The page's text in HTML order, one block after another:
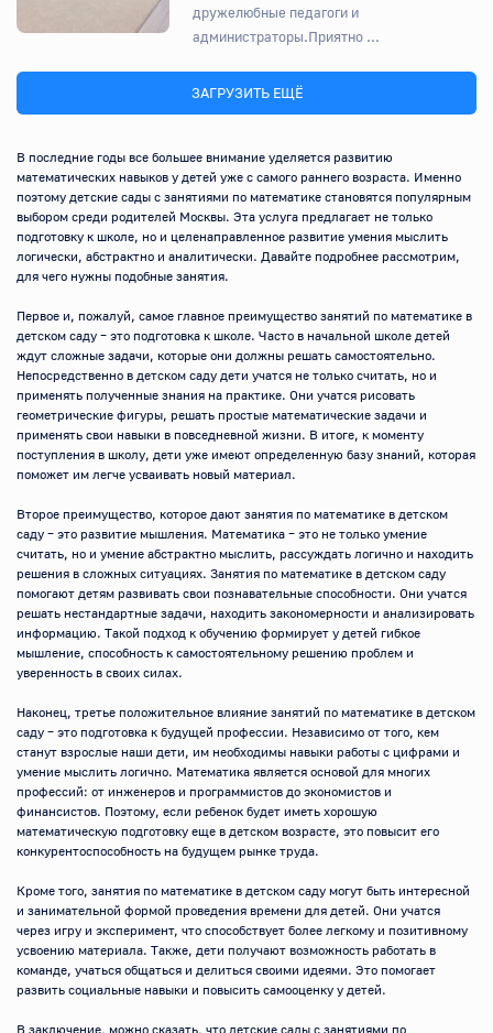
дружелюбные педагоги и
администраторы.Приятно ...
ЗАГРУЗИТЬ ЕЩЁ
В последние годы все большее внимание уделяется развитию
математических навыков у детей уже с самого раннего возраста. Именно
поэтому детские сады с занятиями по математике становятся популярным
выбором среди родителей Москвы. Эта услуга предлагает не только
подготовку к школе, но и целенаправленное развитие умения мыслить
логически, абстрактно и аналитически. Давайте подробнее рассмотрим,
для чего нужны подобные занятия.
Первое и, пожалуй, самое главное преимущество занятий по математике в
детском саду – это подготовка к школе. Часто в начальной школе детей
ждут сложные задачи, которые они должны решать самостоятельно.
Непосредственно в детском саду дети учатся не только считать, но и
применять полученные знания на практике. Они учатся рисовать
геометрические фигуры, решать простые математические задачи и
применять свои навыки в повседневной жизни. В итоге, к моменту
поступления в школу, дети уже имеют определенную базу знаний, которая
поможет им легче усваивать новый материал.
Второе преимущество, которое дают занятия по математике в детском
саду – это развитие мышления. Математика – это не только умение
считать, но и умение абстрактно мыслить, рассуждать логично и находить
решения в сложных ситуациях. Занятия по математике в детском саду
помогают детям развивать свои познавательные способности. Они учатся
решать нестандартные задачи, находить закономерности и анализировать
информацию. Такой подход к обучению формирует у детей гибкое
мышление, способность к самостоятельному решению проблем и
уверенность в своих силах.
Наконец, третье положительное влияние занятий по математике в детском
саду – это подготовка к будущей профессии. Независимо от того, кем
станут взрослые наши дети, им необходимы навыки работы с цифрами и
умение мыслить логично. Математика является основой для многих
профессий: от инженеров и программистов до экономистов и
финансистов. Поэтому, если ребенок будет иметь хорошую
математическую подготовку еще в детском возрасте, это повысит его
конкурентоспособность на будущем рынке труда.
Кроме того, занятия по математике в детском саду могут быть интересной
и занимательной формой проведения времени для детей. Они учатся
через игру и эксперимент, что способствует более легкому и позитивному
усвоению материала. Также, дети получают возможность работать в
команде, учаться общаться и делиться своими идеями. Это помогает
развить социальные навыки и повысить самооценку у детей.
В заключение, можно сказать, что детские сады с занятиями по